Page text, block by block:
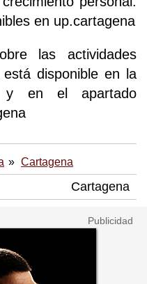
en up.cartagena
las actividades
disponible en la
y en el apartado
Cartagena
Cartagena